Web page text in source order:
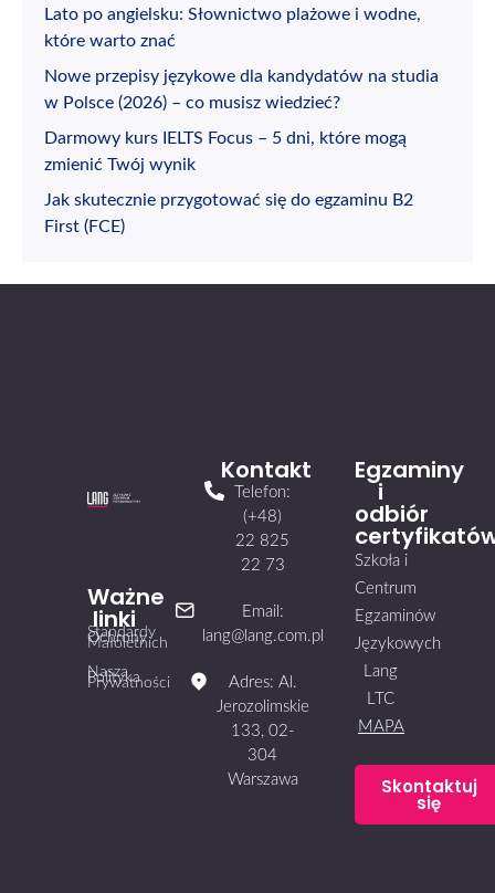
Lato po angielsku: Słownictwo plażowe i wodne,
które warto znać
Nowe przepisy językowe dla kandydatów na studia
w Polsce (2026) – co musisz wiedzieć?
Darmowy kurs IELTS Focus – 5 dni, które mogą
zmienić Twój wynik
Jak skutecznie przygotować się do egzaminu B2
First (FCE)
Ważne
linki
Standardy
Ochrony
Małoletnich
Nasza
Polityka
Prywatności
Kontakt
Telefon:
(+48)
22 825
22 73
Email:
lang@lang.com.pl
Adres: Al.
Jerozolimskie
133, 02-
304
Warszawa
Egzaminy
i
odbiór
Szkoła i
Centrum
Egzaminów
Językowych
Lang
LTC
MAPA
Skontaktuj
się